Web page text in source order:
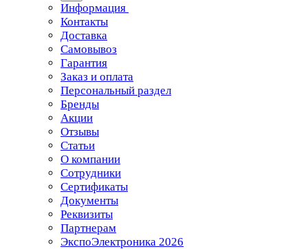
Информация
Контакты
Доставка
Самовывоз
Гарантия
Заказ и оплата
Персональный раздел
Бренды
Акции
Отзывы
Статьи
О компании
Сотрудники
Сертификаты
Документы
Реквизиты
Партнерам
ЭкспоЭлектроника 2026